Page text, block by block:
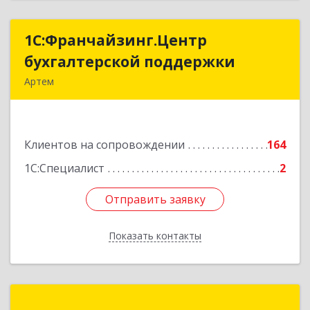
1С:Франчайзинг.Центр
бухгалтерской поддержки
Артем
Клиентов на сопровождении
164
1С:Специалист
2
Отправить заявку
Показать контакты
1С:Франчайзинг.Центр
бухгалтерской поддержки
Подробнее
Отправить заявку
Назад